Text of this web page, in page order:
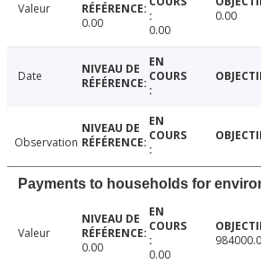
Valeur
0.00
0.00
0.00
Date
Observation
Payments to households for
Valeur
0.00
0.00